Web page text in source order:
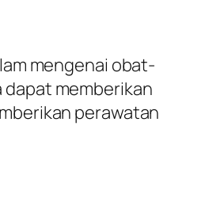
mengenai obat-
dapat memberikan
perawatan